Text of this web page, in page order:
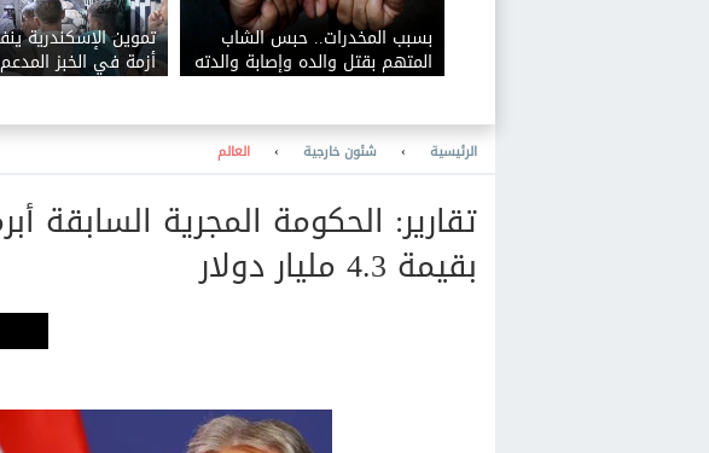
بسبب المخدرات.. حبس الشاب
المتهم بقتل والده وإصابة والدته
وشقيقه في الإسكندرية
تموين الإسكندرية
آلاف رغيف إضافي
الرئيسية › شئون خارجية › العالم
تقارير: الحكومة المجرية السابقة
بقيمة 4.3 مليار دولار